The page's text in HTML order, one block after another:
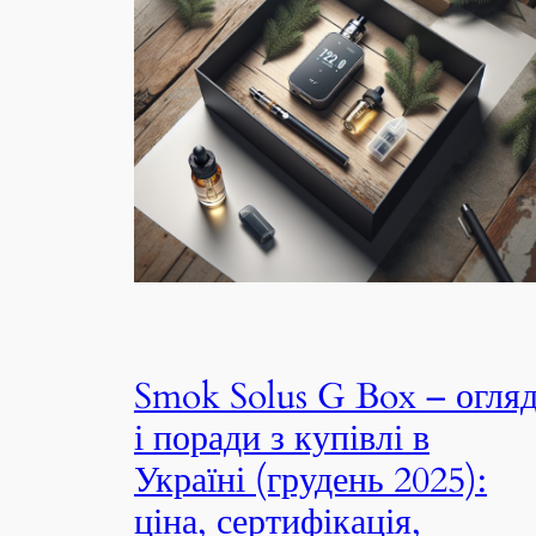
Smok Solus G Box –
і поради з купівлі в
Україні (грудень 2025):
ціна, сертифікація,